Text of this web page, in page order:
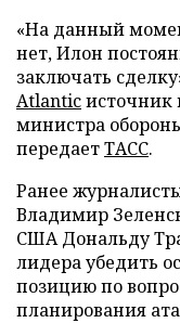
«На данный
нет, Илон
заключать
Atlanticисточник
министра
передаетТАСС.
Ранее
Владимир
США Дональду
лидера убедить
позицию по
планирования